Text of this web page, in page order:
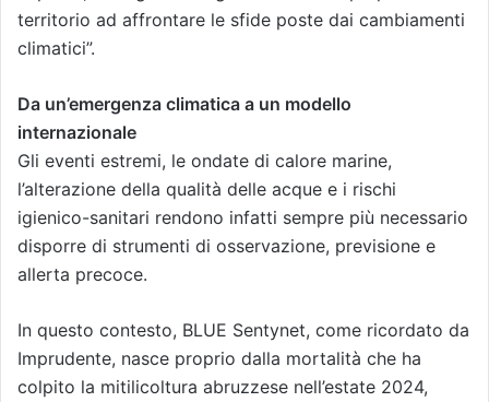
territorio ad affrontare le sfide poste dai cambiamenti
climatici”.
Da un’emergenza climatica a un modello
internazionale
Gli eventi estremi, le ondate di calore marine,
l’alterazione della qualità delle acque e i rischi
igienico-sanitari rendono infatti sempre più necessario
disporre di strumenti di osservazione, previsione e
allerta precoce.
In questo contesto, BLUE Sentynet, come ricordato da
Imprudente, nasce proprio dalla mortalità che ha
colpito la mitilicoltura abruzzese nell’estate 2024,